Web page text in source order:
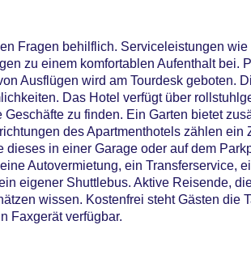
Fragen behilflich. Serviceleistungen wie
zu einem komfortablen Aufenthalt bei.
Ausflügen wird am Tourdesk geboten.
Das Hotel verfügt über
zu finden. Ein Garten bietet
des Apartmenthotels zählen ein
in einer Garage oder auf dem
Autovermietung, ein Transferservice,
eigener Shuttlebus. Aktive Reisende,
wissen. Kostenfrei steht Gästen die
Faxgerät verfügbar.